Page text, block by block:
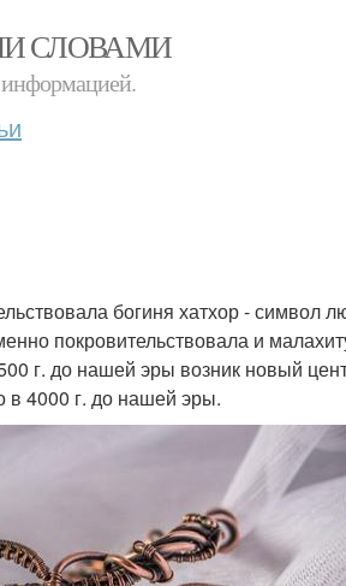
СЛОВАМИ
богиня хатхор - символ
покровительствовала и
г. до нашей эры возник новый
в 4000 г. до нашей эры.